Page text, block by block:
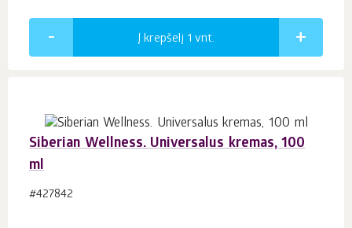
Į krepšelį 1 vnt.
Siberian Wellness. Universalus kremas, 100
ml
#427842